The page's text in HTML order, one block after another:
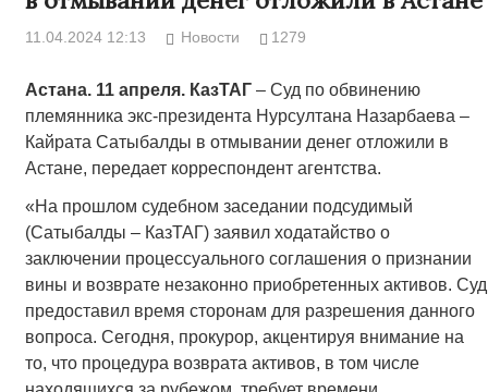
11.04.2024 12:13 Новости 1279
Астана. 11 апреля. КазТАГ – Суд по обвинению
племянника экс-президента Нурсултана Назарбаева –
Кайрата Сатыбалды в отмывании денег отложили в
Астане, передает корреспондент агентства.
«На прошлом судебном заседании подсудимый
(Сатыбалды – КазТАГ) заявил ходатайство о
заключении процессуального соглашения о признании
вины и возврате незаконно приобретенных активов. Суд
предоставил время сторонам для разрешения данного
вопроса. Сегодня, прокурор, акцентируя внимание на
то, что процедура возврата активов, в том числе